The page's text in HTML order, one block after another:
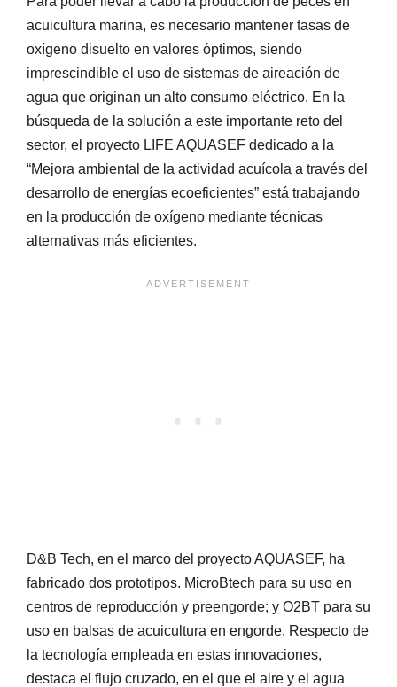
acuicultura marina, es necesario mantener tasas de
oxígeno disuelto en valores óptimos, siendo
imprescindible el uso de sistemas de aireación de
agua que originan un alto consumo eléctrico. En la
búsqueda de la solución a este importante reto del
sector, el proyecto LIFE AQUASEF dedicado a la
“Mejora ambiental de la actividad acuícola a través del
desarrollo de energías ecoeficientes” está trabajando
en la producción de oxígeno mediante técnicas
alternativas más eficientes.
D&B Tech, en el marco del proyecto AQUASEF, ha
fabricado dos prototipos. MicroBtech para su uso en
centros de reproducción y preengorde; y O2BT para su
uso en balsas de acuicultura en engorde. Respecto de
la tecnología empleada en estas innovaciones,
destaca el flujo cruzado, en el que el aire y el agua